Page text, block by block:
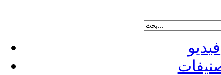
فيديو